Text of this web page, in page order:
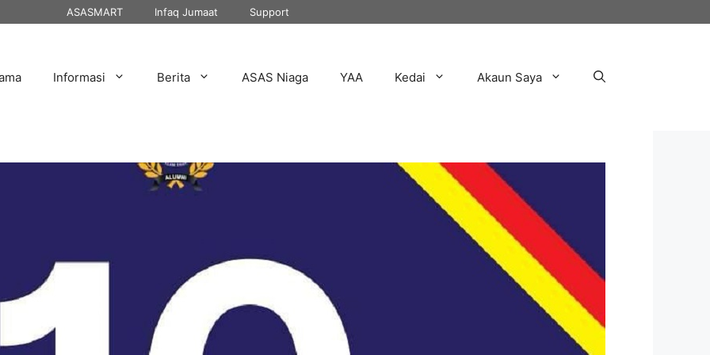
ASASMART Infaq Jumaat Support
Informasi Berita ASAS Niaga YAA Kedai Akaun Saya